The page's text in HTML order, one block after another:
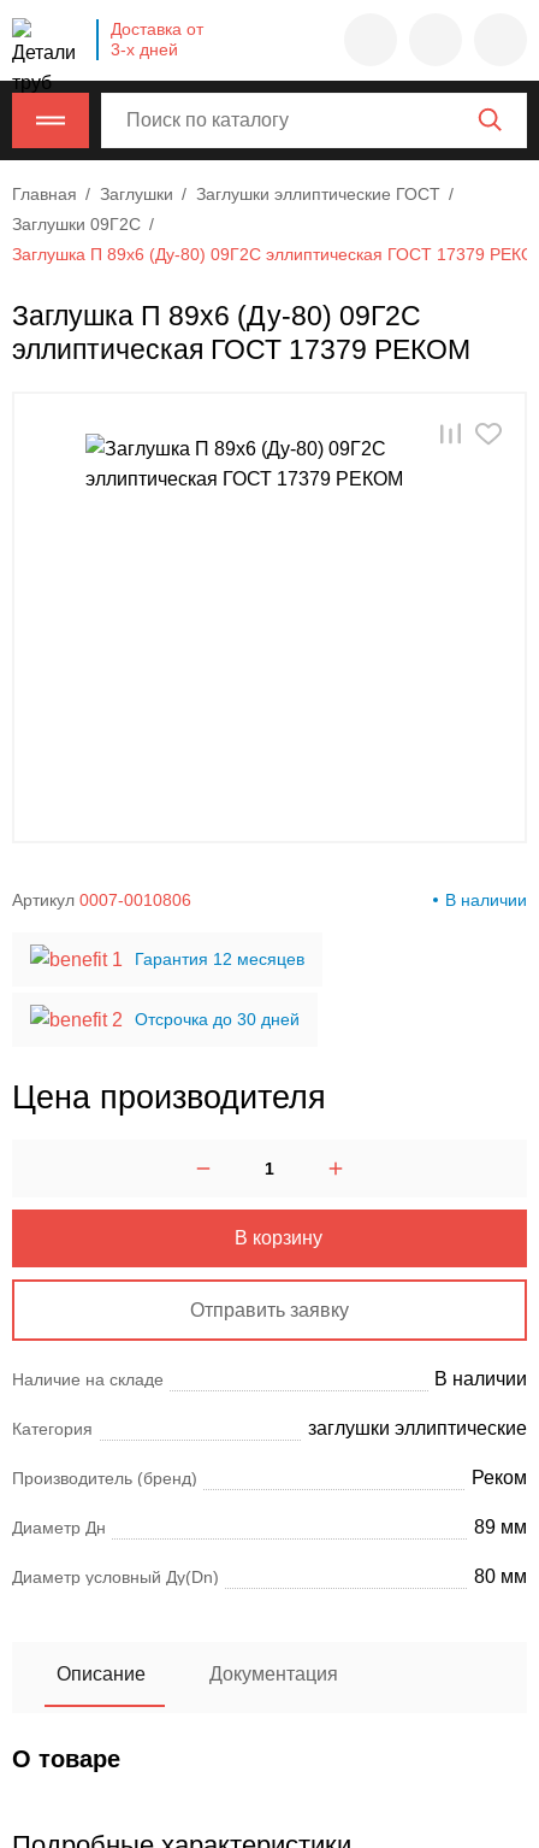
Доставка от
3-х дней
Главная Заглушки
Заглушки эллиптические ГОСТ
Заглушки 09Г2С
Заглушка П 89х6 (Ду-80) 09Г2С эллиптическая ГОСТ 17379
Заглушка П 89х6 (Ду-80) 09Г2С
эллиптическая ГОСТ 17379 РЕКОМ
Артикул 0007-0010806 В наличии
Гарантия 12 месяцев
Отсрочка до 30 дней
Цена производителя
В корзину
Отправить заявку
Наличие на складе В наличии
Категория заглушки эллиптические
Производитель (бренд) Реком
Диаметр Дн 89 мм
Диаметр условный Ду(Dn) 80 мм
Описание Документация
О товаре
Company
name
Россия
620000,
Москва,
Москва,
Калужская,
15,
info@example.com